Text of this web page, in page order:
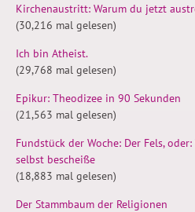
Kirchenaustritt: Warum du jetzt
(30,216 mal gelesen)
Ich bin Atheist.
(29,768 mal gelesen)
Epikur: Theodizee in 90 Sekunden
(21,563 mal gelesen)
Fundstück der Woche: Der Fels,
selbst bescheiße
(18,883 mal gelesen)
Der Stammbaum der Religionen